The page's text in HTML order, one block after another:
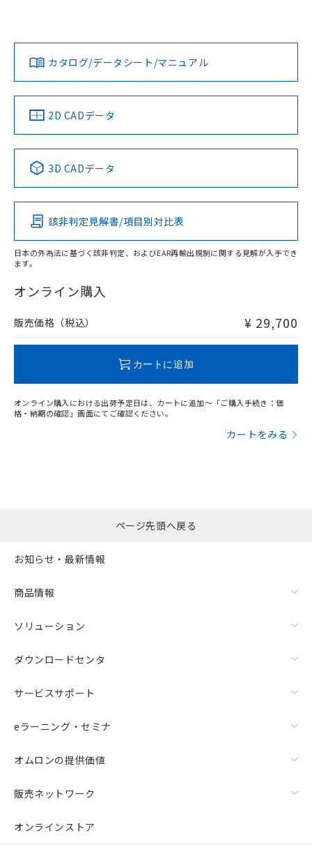
対応済み
中国 RoHS 注意事項・凡例
Pb Hg Cd Cr(VI)
O
在庫等で未対応品が混在する可能性があります。
問い合わせください。
LR型式承認
（イギリス
船舶規格）
DNV型式承認
（ノルウェー
BV型式承認
（フランス
KR型式
（韓国
No No No No
この製品の規格認証/適合状況ページへ
その他の認証はこちらのページからご検索ください
カタログ/データシート/マニュアル
2D CADデータ
3D CADデータ
該非判定見解書/項目別対比表
日本の外為法に基づく該非判定、およびEAR再輸出規制に関する見解が入手でき
ます。
オンライン購入
販売価格（税込） ¥ 29,700
カートに追加
オンライン購入における出荷予定日は、カートに追加～「ご購入手続き：価
格・納期の確認」画面にてご確認ください。
カートをみる
るもので、過去に遡って非含有を証明する
ものではありません。
欄に対応日を記載しておりました。
既に当社にて対応品への在庫切替を完了
していることから、特段のことがない限
り、2022年1月12日より割愛しておりま
ページ先頭へ戻る
お知らせ・最新情報
商品情報
ソリューション
ダウンロードセンタ
サービスサポート
eラーニング・セミナ
オムロンの提供価値
販売ネットワーク
オンラインストア